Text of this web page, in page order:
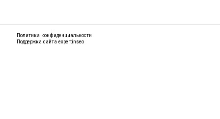
Политика конфиденциальности
Поддержка сайта expertinseo